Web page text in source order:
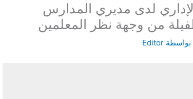
لدى مديري المدارس
من وجهة نظر المعلمين
بواسطة Editor